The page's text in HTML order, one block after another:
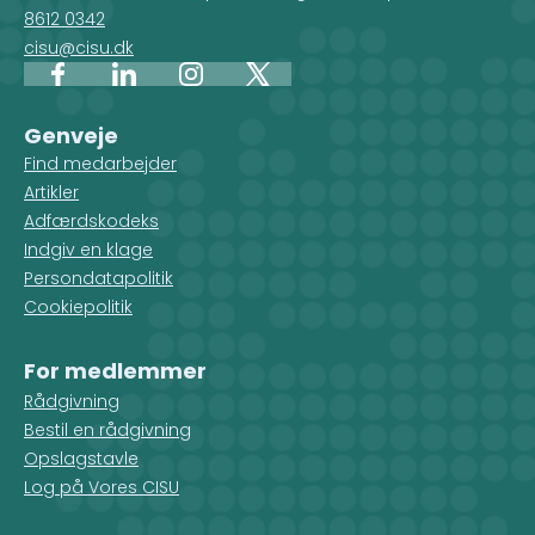
8612 0342
cisu@cisu.dk
FacebookLinkedInInstagram
X
Genveje
Find medarbejder
Artikler
Adfærdskodeks
Indgiv en klage
Persondatapolitik
Cookiepolitik
For medlemmer
Rådgivning
Bestil en rådgivning
Opslagstavle
Log på Vores CISU